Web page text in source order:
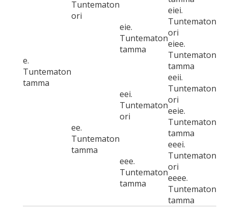
e.
Tuntematon
tamma
Tuntematon
ori
eie.
Tuntematon
tamma
eiei.
Tuntematon
ori
eiee.
Tuntematon
tamma
ee.
Tuntematon
tamma
eei.
Tuntematon
ori
eeii.
Tuntematon
ori
eeie.
Tuntematon
tamma
eee.
Tuntematon
tamma
eeei.
Tuntematon
ori
eeee.
Tuntematon
tamma